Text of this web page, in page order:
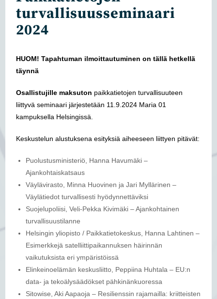
turvallisuusseminaari
2024
HUOM! Tapahtuman ilmoittautuminen on tällä hetkellä
täynnä
Osallistujille maksuton paikkatietojen turvallisuuteen
liittyvä seminaari järjestetään 11.9.2024 Maria 01
kampuksella Helsingissä.
Keskustelun alustuksena esityksiä aiheeseen liittyen pitävät:
Puolustusministeriö, Hanna Havumäki –
Ajankohtaiskatsaus
Väylävirasto, Minna Huovinen ja Jari Myllärinen –
Väylätiedot turvallisesti hyödynnettäviksi
Suojelupoliisi, Veli-Pekka Kivimäki – Ajankohtainen
turvallisuustilanne
Helsingin yliopisto / Paikkatietokeskus, Hanna Lahtinen –
Esimerkkejä satelliittipaikannuksen häirinnän
vaikutuksista eri ympäristöissä
Elinkeinoelämän keskusliitto, Peppiina Huhtala – EU:n
data- ja tekoälysäädökset pähkinänkuoressa
Sitowise, Aki Aapaoja – Resilienssin rajamailla: kriitteisten